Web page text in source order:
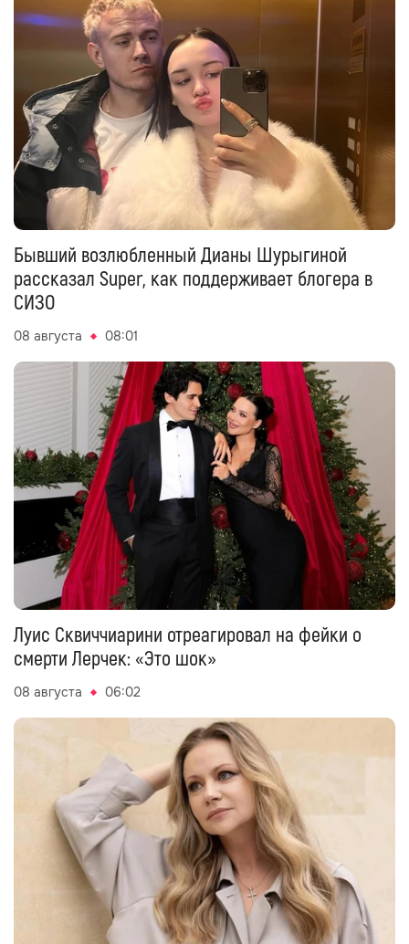
Бывший возлюбленный Дианы Шурыгиной
рассказал Super, как поддерживает блогера в
СИЗО
08 августа 08:01
Луис Сквиччиарини отреагировал на фейки о
смерти Лерчек: «Это шок»
08 августа 06:02